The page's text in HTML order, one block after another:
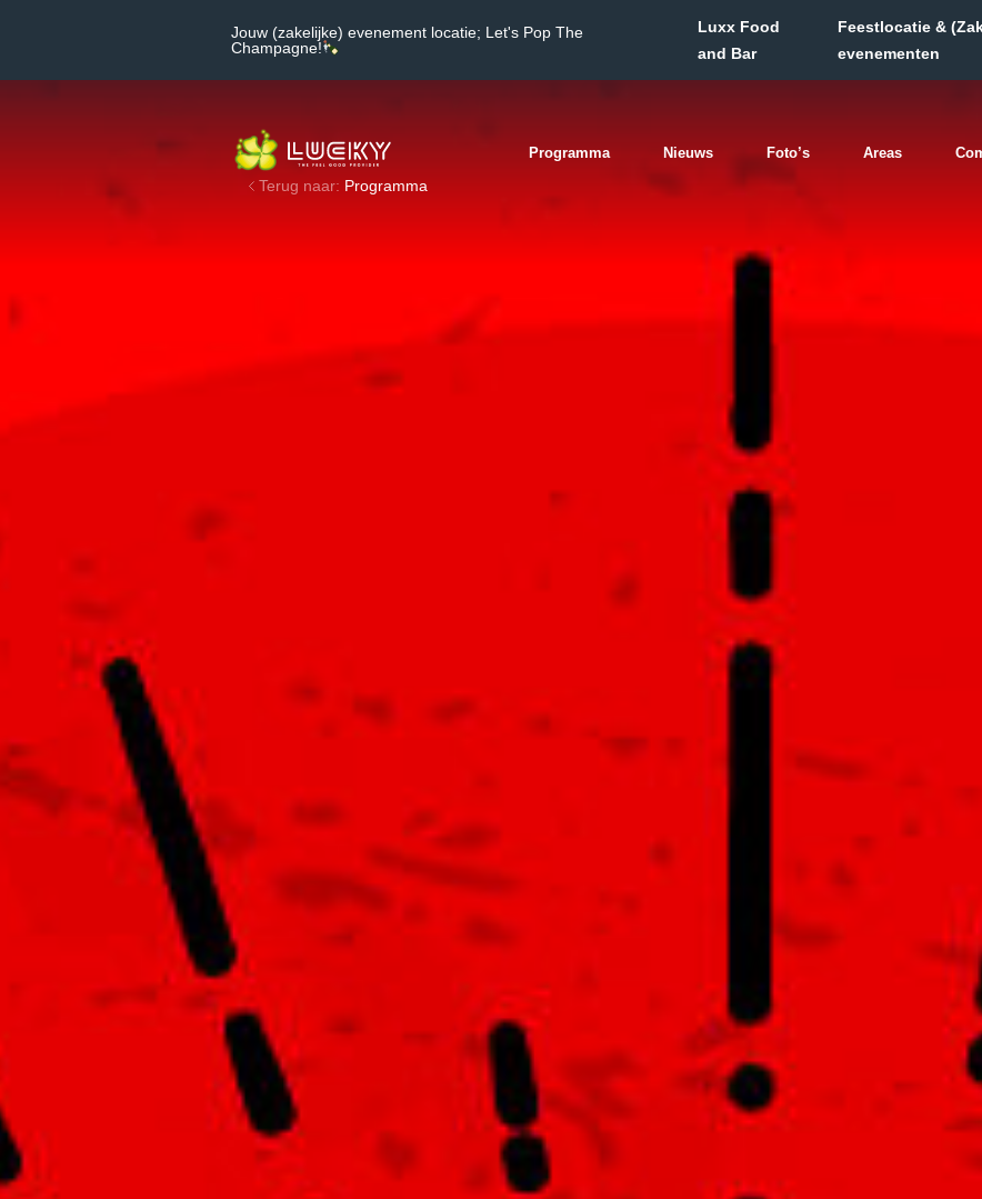
Jouw (zakelijke) evenement locatie; Let's Pop The
Champagne!
Luxx Food
and Bar
Feestlocatie &
evenementen
Programma Nieuws Foto’s Areas
Terug naar: Programma